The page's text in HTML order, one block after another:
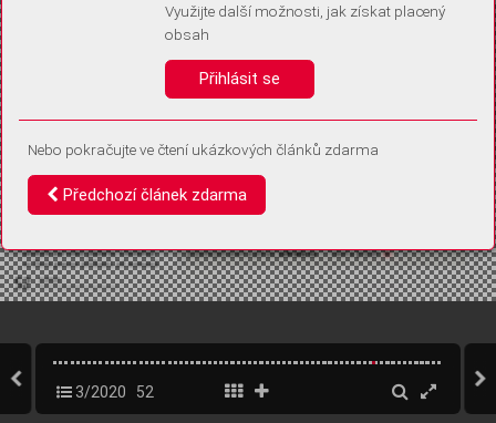
Vaše souhlasy a odmítnutí si ukládáme do vašeho zařízení, abychom se
vás už příště znovu neptali. Můžete je kdykoli později upravit ve Správě
3/2020 52
Využijte další možnosti, jak získat placený
obsah
Přihlásit se
Nebo pokračujte ve čtení ukázkových článků zdarma
Předchozí článek zdarma